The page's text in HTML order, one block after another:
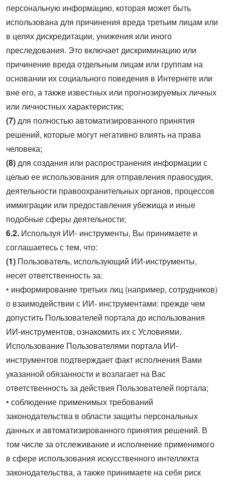
персональную информацию, которая может быть
использована для причинения вреда третьим лицам или
в целях дискредитации, унижения или иного
преследования. Это включает дискриминацию или
причинение вреда отдельным лицам или группам на
основании их социального поведения в Интернете или
вне его, а также известных или прогнозируемых личных
или личностных характеристик;
(7)для полностью автоматизированного принятия
решений, которые могут негативно влиять на права
человека;
(8)для создания или распространения информации с
целью ее использования для отправления правосудия,
деятельности правоохранительных органов, процессов
иммиграции или предоставления убежища и иные
подобные сферы деятельности;
6.2. Используя ИИ- инструменты, Вы принимаете и
соглашаетесь с тем, что:
(1) Пользователь, использующий ИИ-инструменты,
несет ответственность за:
• информирование третьих лиц (например, сотрудников)
о взаимодействии с ИИ- инструментами: прежде чем
допустить Пользователей портала до использования
ИИ-инструментов, ознакомить их с Условиями.
Использование Пользователями портала ИИ-
инструментов подтверждает факт исполнения Вами
указанной обязанности и возлагает на Вас
ответственность за действия Пользователей портала;
• соблюдение применимых требований
законодательства в области защиты персональных
данных и автоматизированного принятия решений. В
том числе за отслеживание и исполнение применимого
в сфере использования искусственного интеллекта
законодательства, а также принимаете на себя риск